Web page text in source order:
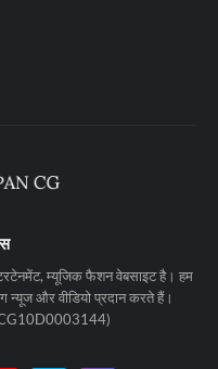
म्यूजिक फैशन वेबसाइट है। हम
न्यूज और वीडियो प्रदान करते हैं।